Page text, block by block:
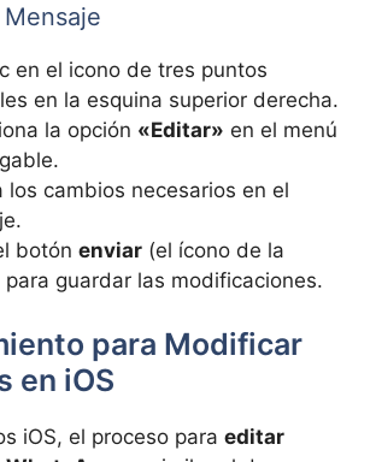
en el icono de tres puntos
en la esquina superior derecha.
la opción «Editar» en el menú
los cambios necesarios en el
botón enviar (el ícono de la
para guardar las modificaciones.
para Modificar
en iOS
iOS, el proceso para editar